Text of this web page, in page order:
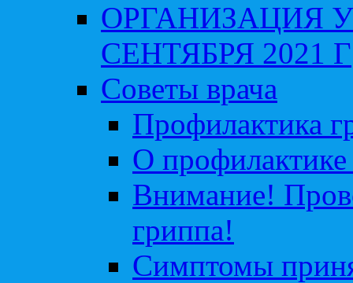
ОРГАНИЗАЦИЯ
СЕНТЯБРЯ 2021 Г
Советы врача
Профилактика
О профилактике
Внимание!
гриппа!
Симптомы